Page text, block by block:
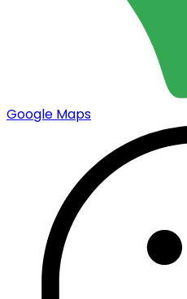
Google Maps